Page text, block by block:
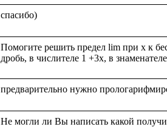
Помогите решить предел lim при х к